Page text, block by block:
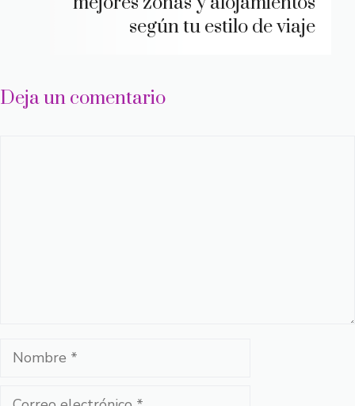
según tu estilo de viaje
Deja un comentario
Nombre
Correo